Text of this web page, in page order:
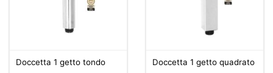
Doccetta 1 getto tondo Doccetta 1 getto quadrato